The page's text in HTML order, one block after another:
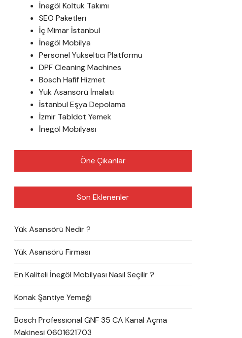
İnegöl Koltuk Takımı
SEO Paketleri
İç Mimar İstanbul
İnegöl Mobilya
Personel Yükseltici Platformu
DPF Cleaning Machines
Bosch Hafif Hizmet
Yük Asansörü İmalatı
İstanbul Eşya Depolama
İzmir Tabldot Yemek
İnegöl Mobilyası
Öne Çıkanlar
Son Eklenenler
Yük Asansörü Nedir ?
Yük Asansörü Firması
En Kaliteli İnegöl Mobilyası Nasıl Seçilir ?
Konak Şantiye Yemeği
Bosch Professional GNF 35 CA Kanal Açma
Makinesi 0601621703